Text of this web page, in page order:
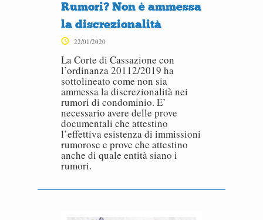
Rumori? Non è ammessa
la discrezionalità
22/01/2020
La Corte di Cassazione con
l’ordinanza 20112/2019 ha
sottolineato come non sia
ammessa la discrezionalità nei
rumori di condominio. E’
necessario avere delle prove
documentali che attestino
l’effettiva esistenza di immissioni
rumorose e prove che attestino
anche di quale entità siano i
rumori.